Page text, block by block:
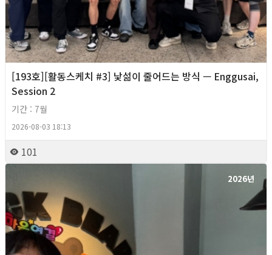
[193호][활동스케치 #3] 낯섦이 줄어드는 방식 — Enggusai,
Session 2
기간 : 7월
2026-08-03 18:13
101
2026년